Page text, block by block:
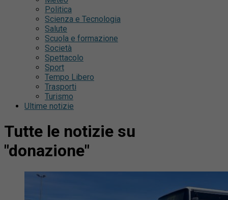
Politica
Scienza e Tecnologia
Salute
Scuola e formazione
Società
Spettacolo
Sport
Tempo Libero
Trasporti
Turismo
Ultime notizie
Tutte le notizie su
"donazione"